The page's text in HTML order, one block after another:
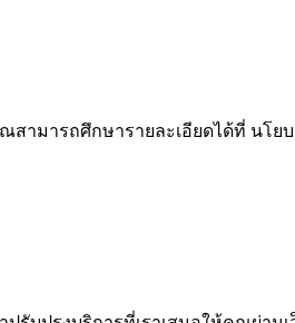
มารถศึกษารายละเอียดได้ที่ นโ